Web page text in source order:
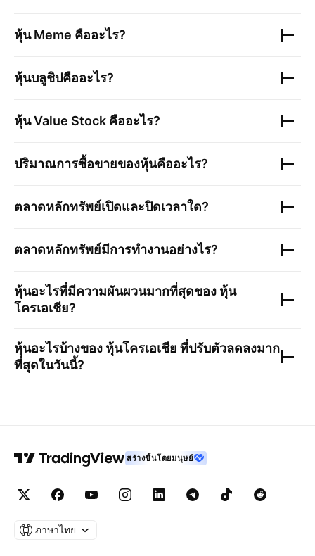
หุ้น Meme คืออะไร?
หุ้นบลูชิปคืออะไร?
หุ้น Value Stock คืออะไร?
ปริมาณการซื้อขายของหุ้นคืออะไร?
ตลาดหลักทรัพย์เปิดและปิดเวลาใด?
ตลาดหลักทรัพย์มีการทำงานอย่างไร?
หุ้นอะไรที่มีความผันผวนมากที่สุดของ หุ้น
โครเอเชีย?
หุ้นอะไรบ้างของ หุ้นโครเอเชีย ที่ปรับตัวลดลงมาก
ที่สุดในวันนี้?
สร้างขึ้นโดยมนุษย์
ภาษาไทย